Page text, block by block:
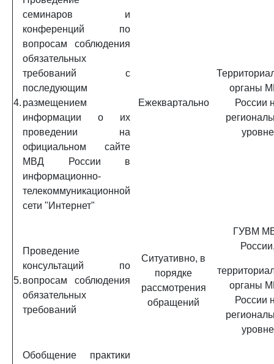
4.
семинаров и
конференций по
вопросам соблюдения
обязательных
требований с
последующим
размещением
информации о их
проведении на
официальном сайте
МВД России в
информационно-
телекоммуникационной
сети "Интернет"
Ежеквартально
органы
России
уровне
5.
Проведение
консультаций по
вопросам соблюдения
обязательных
требований
Ситуативно, в
порядке
рассмотрения
обращений
ГУВМ
органы
России
уровне
Обобщение практики